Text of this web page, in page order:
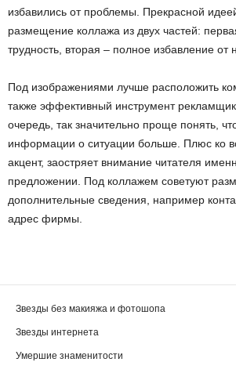
избавились от проблемы. Прекрасной
размещение коллажа из двух частей:
трудность, вторая – полное избавление от
Под изображениями лучше расположить
также эффективный инструмент
очередь, так значительно проще понять,
информации о ситуации больше. Плюс ко
акцент, заостряет внимание читателя
предложении. Под коллажем советуют
дополнительные сведения, например
адрес фирмы.
Звезды без макияжа и фотошопа
Звезды интернета
Умершие знаменитости